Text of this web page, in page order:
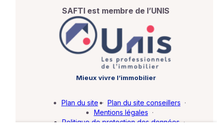
SAFTI est membre de l’UNIS
Mieux vivre l’immobilier
Plan du site · Plan du site conseillers ·
Mentions légales ·
Politique de protection des données ·